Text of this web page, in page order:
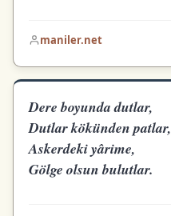
maniler.net
Dere boyunda dutlar,
Dutlar kökünden patlar,
Askerdeki yârime,
Gölge olsun bulutlar.